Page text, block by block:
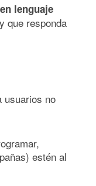
lenguaje
responda
usuarios no
estén al